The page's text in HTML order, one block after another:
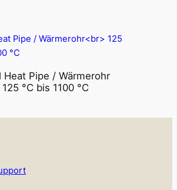
Heat Pipe / Wärmerohr
125 °C bis 1100 °C